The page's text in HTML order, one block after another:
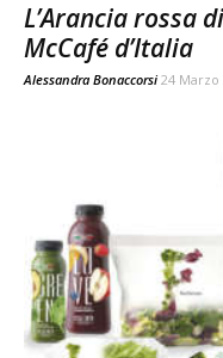
L’Arancia rossa
McCafé d’Italia
Alessandra Bonaccorsi 24 Marzo